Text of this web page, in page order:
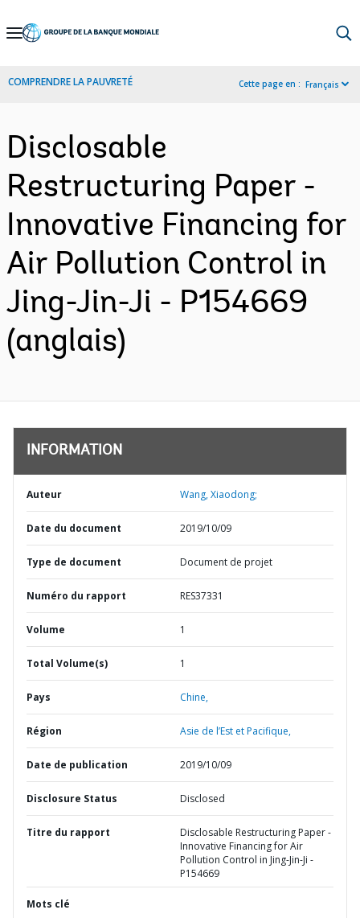
Skip
Navigation
COMPRENDRE LA PAUVRETÉ Cette page en : Français
Disclosable
Restructuring Paper -
Innovative Financing for
Air Pollution Control in
Jing-Jin-Ji - P154669
(anglais)
INFORMATION
Auteur Wang, Xiaodong;
Date du document 2019/10/09
Type de document Document de projet
Numéro du rapport RES37331
Volume 1
Total Volume(s) 1
Pays Chine,
Région Asie de l’Est et Pacifique,
Date de publication 2019/10/09
Disclosure Status Disclosed
Titre du rapport
Disclosable Restructuring Paper -
Innovative Financing for Air
Pollution Control in Jing-Jin-Ji -
P154669
Mots clé